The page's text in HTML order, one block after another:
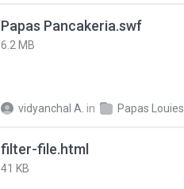
Papas Pancakeria.swf
6.2 MB
vidyanchal A. in Papas Louies
filter-file.html
41 KB